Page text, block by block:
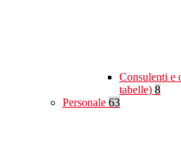
Consulenti e
tabelle) 8
Personale 63